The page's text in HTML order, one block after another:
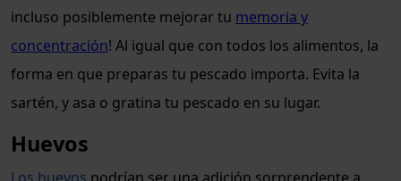
incluso posiblemente mejorar tu memoria y
concentración! Al igual que con todos los alimentos, la
forma en que preparas tu pescado importa. Evita la
sartén, y asa o gratina tu pescado en su lugar.
Huevos